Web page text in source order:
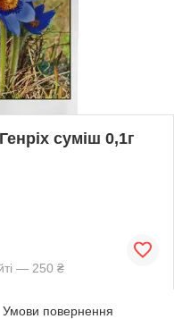
суміш 0,1г
— 250 ₴
Умови повернення